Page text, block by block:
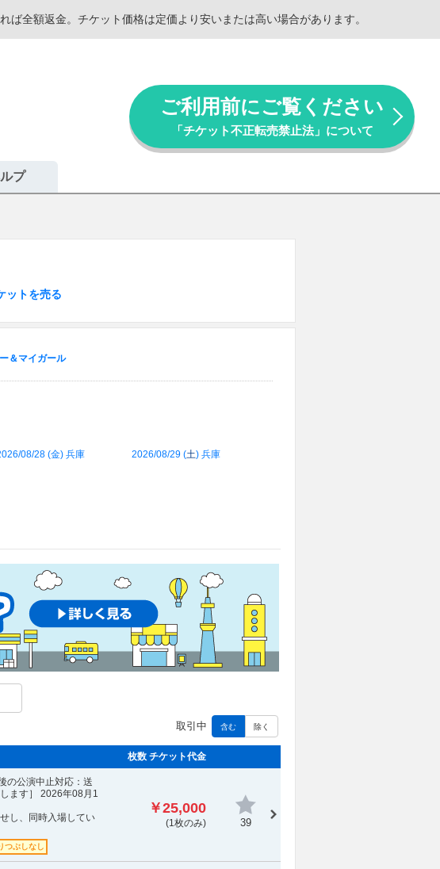
全額返金。チケット価格は定価より安いまたは高い場合があります。
ご利用前にご覧ください
「チケット不正転売禁止法」について
プ
ットを売る
＆マイガール
08/28 (金) 兵庫 2026/08/29 (土) 兵庫
取引中 含む 除く
枚数 チケット代金
公演中止対応：送
ます］ 2026年08月1
し、同時入場してい
つぶしなし
￥25,000
(1枚のみ) 39